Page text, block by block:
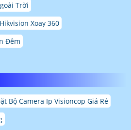
Trời
Xoay 360
Đêm
Bộ Camera Ip Visioncop Giá Rẻ